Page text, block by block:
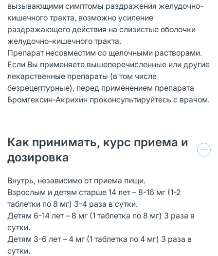
вызывающими симптомы раздражения желудочно-
кишечного тракта, возможно усиление
раздражающего действия на слизистые оболочки
желудочно-кишечного тракта.
Препарат несовместим со щелочными растворами.
Если Вы применяете вышеперечисленные или другие
лекарственные препараты (в том числе
безрецептурные), перед применением препарата
Бромгексин-Акрихин проконсультируйтесь с врачом.
Как принимать, курс приема и
дозировка
Внутрь, независимо от приема пищи.
Взрослым и детям старше 14 лет – 8-16 мг (1-2
таблетки по 8 мг) 3-4 раза в сутки.
Детям 6-14 лет – 8 мг (1 таблетка по 8 мг) 3 раза в
сутки.
Детям 3-6 лет – 4 мг (1 таблетка по 4 мг) 3 раза в
сутки.